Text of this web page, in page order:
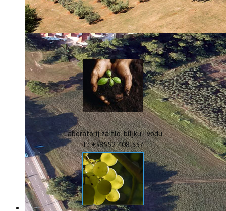
WINTERMED
CASTWATER
INHERIT
CONSUMLESS PLUS
IstraOILFest
ARHIVA PROJEKATA
IstraECOinclusive
Izdavačka djelatnost
Izbor u znanstvena zvanja
Dokumenti
Statut
Strategija
CIP
Pravo na pristup informacijama
Zaštita osobnih podataka
Godišnji izvještaj
Javna nabava
Natječaji za radna mjesta
Zakonodavni okvir
Laboratorij za tlo, biljku i vodu
T: +38552 408 337